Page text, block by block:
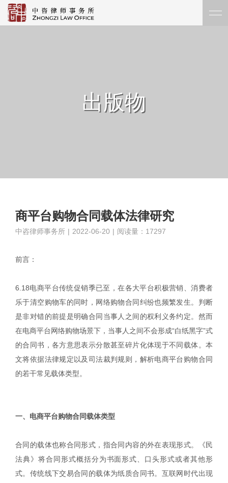
出版物
商平台购物合同载体法律研究
中咨律师事务所 | 2022-06-20 | 阅读量：17297
前言：
6.18电商平台传统促销季已至，在各大平台积极营销、消费者
乐于清空购物车的同时，网络购物合同纠纷也频繁发生。判断
是非对错的前提是明确合同当事人之间的权利义务约定。然而
在电商平台网络购物场景下，当事人之间不会形成“白纸黑字”式
的合同书，各方意思表示分散甚至碎片化体现于不同载体。本
文将依据法律规定以及司法裁判规则，解析电商平台购物合同
的若干常见载体类型。
一、电商平台购物合同载体类型
合同的载体也称合同形式，指合同内容的外在表现形式。《民
法典》将合同形式概括分为书面形式、口头形式或者其他形
式。传统线下交易合同的载体为纸质合同书。互联网时代出现